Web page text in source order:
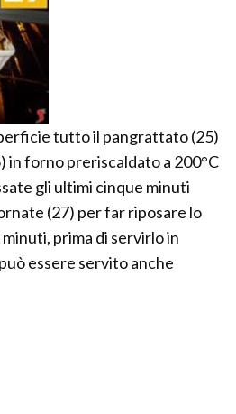
tutto il pangrattato (25)
in forno preriscaldato a 200°C
gli ultimi cinque minuti
(27) per far riposare lo
prima di servirlo in
essere servito anche